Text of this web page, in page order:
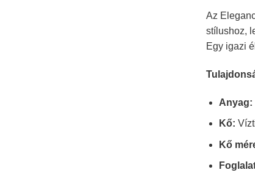
Az
stílushoz,
Egy igazi
Anyag:
Kő:
Kő